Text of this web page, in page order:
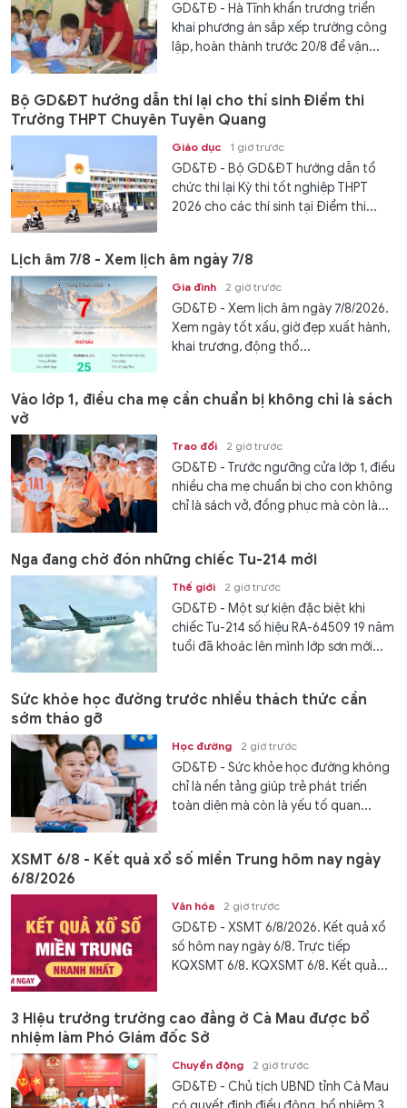
GD&TĐ - Hà Tĩnh khẩn trương triển
khai phương án sắp xếp trường công
lập, hoàn thành trước 20/8 để vận...
Bộ GD&ĐT hướng dẫn thi lại cho thí sinh Điểm thi
Trường THPT Chuyên Tuyên Quang
Giáo dục 1 giờ trước
GD&TĐ - Bộ GD&ĐT hướng dẫn tổ
chức thi lại Kỳ thi tốt nghiệp THPT
2026 cho các thí sinh tại Điểm thi...
Lịch âm 7/8 - Xem lịch âm ngày 7/8
Gia đình 2 giờ trước
GD&TĐ - Xem lịch âm ngày 7/8/2026.
Xem ngày tốt xấu, giờ đẹp xuất hành,
khai trương, động thổ...
Vào lớp 1, điều cha mẹ cần chuẩn bị không chỉ là sách
vở
Trao đổi 2 giờ trước
GD&TĐ - Trước ngưỡng cửa lớp 1, điều
nhiều cha mẹ chuẩn bị cho con không
chỉ là sách vở, đồng phục mà còn là...
Nga đang chờ đón những chiếc Tu-214 mới
Thế giới 2 giờ trước
GD&TĐ - Một sự kiện đặc biệt khi
chiếc Tu-214 số hiệu RA-64509 19 năm
tuổi đã khoác lên mình lớp sơn mới...
Sức khỏe học đường trước nhiều thách thức cần
sớm tháo gỡ
Học đường 2 giờ trước
GD&TĐ - Sức khỏe học đường không
chỉ là nền tảng giúp trẻ phát triển
toàn diện mà còn là yếu tố quan...
XSMT 6/8 - Kết quả xổ số miền Trung hôm nay ngày
6/8/2026
Văn hóa 2 giờ trước
GD&TĐ - XSMT 6/8/2026. Kết quả xổ
số hôm nay ngày 6/8. Trực tiếp
KQXSMT 6/8. KQXSMT 6/8. Kết quả...
3 Hiệu trưởng trường cao đẳng ở Cà Mau được bổ
nhiệm làm Phó Giám đốc Sở
Chuyển động 2 giờ trước
GD&TĐ - Chủ tịch UBND tỉnh Cà Mau